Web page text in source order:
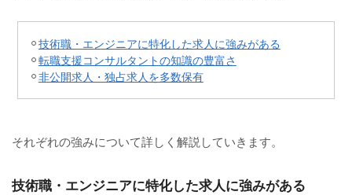
技術職・エンジニアに特化した求人に強みがある
転職支援コンサルタントの知識の豊富さ
非公開求人・独占求人を多数保有
それぞれの強みについて詳しく解説していきます。
技術職・エンジニアに特化した求人に強みがある